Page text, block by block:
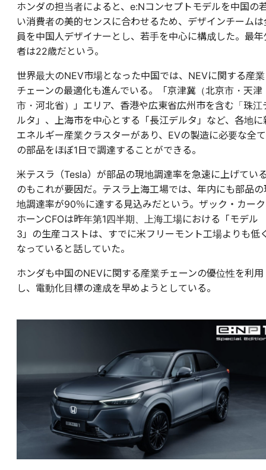
ホンダの担当者によると、e:Nコンセプトモデルを中国の
い消費者の美的センスに合わせるため、デザインチームは
員を中国人デザイナーとし、若手を中心に構成した。最年
者は22歳だという。
世界最大のNEV市場となった中国では、NEVに関する産業
チェーンの最適化も進んでいる。「京津冀（北京市・天津
市・河北省）」エリア、香港や広東省広州市を含む「珠江
ルタ」、上海市を中心とする「長江デルタ」など、各地に
エネルギー産業クラスターがあり、EVの製造に必要な全て
の部品をほぼ1日で調達することができる。
米テスラ（Tesla）が部品の現地調達率を急速に上げてい
のもこれが要因だ。テスラ上海工場では、年内にも部品の
地調達率が90％に達する見込みだという。ザック・カーク
ホーンCFOは昨年第1四半期、上海工場における「モデル
3」の生産コストは、すでに米フリーモント工場よりも低
なっていると話していた。
ホンダも中国のNEVに関する産業チェーンの優位性を利用
し、電動化目標の達成を早めようとしている。